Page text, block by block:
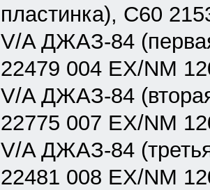
пластинка), С60
V/A ДЖАЗ-84
22479 004 EX/NM
V/A ДЖАЗ-84
22775 007 EX/NM
V/A ДЖАЗ-84
22481 008 EX/NM